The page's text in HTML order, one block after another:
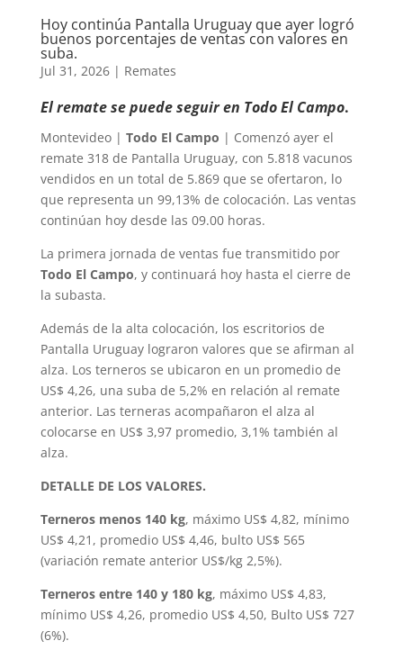
Hoy continúa Pantalla Uruguay que ayer logró
buenos porcentajes de ventas con valores en
suba.
Jul 31, 2026| Remates
El remate se puede seguir en Todo El Campo.
Montevideo | Todo El Campo | Comenzó ayer el
remate 318 de Pantalla Uruguay, con 5.818 vacunos
vendidos en un total de 5.869 que se ofertaron, lo
que representa un 99,13% de colocación. Las ventas
continúan hoy desde las 09.00 horas.
La primera jornada de ventas fue transmitido por
Todo El Campo, y continuará hoy hasta el cierre de
la subasta.
Además de la alta colocación, los escritorios de
Pantalla Uruguay lograron valores que se afirman al
alza. Los terneros se ubicaron en un promedio de
US$ 4,26, una suba de 5,2% en relación al remate
anterior. Las terneras acompañaron el alza al
colocarse en US$ 3,97 promedio, 3,1% también al
alza.
DETALLE DE LOS VALORES.
Terneros menos 140 kg, máximo US$ 4,82, mínimo
US$ 4,21, promedio US$ 4,46, bulto US$ 565
(variación remate anterior US$/kg 2,5%).
Terneros entre 140 y 180 kg, máximo US$ 4,83,
mínimo US$ 4,26, promedio US$ 4,50, Bulto US$ 727
(6%).